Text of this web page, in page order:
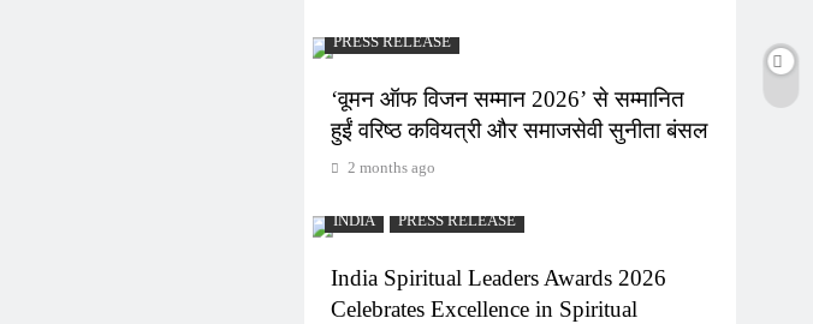
PRESS RELEASE
‘वूमन ऑफ विजन सम्मान 2026’ से सम्मानित
हुईं वरिष्ठ कवियत्री और समाजसेवी सुनीता बंसल
2 months ago
INDIA PRESS RELEASE
India Spiritual Leaders Awards 2026
Celebrates Excellence in Spiritual